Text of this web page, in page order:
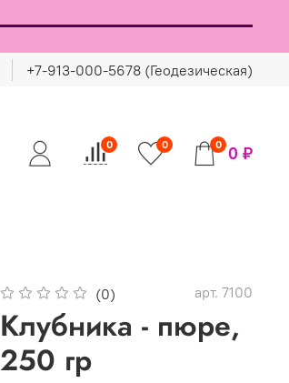
+7-913-000-5678 (Геодезическая)
0 0 0 0 ₽
(0) арт. 7100
Клубника - пюре,
250 гр